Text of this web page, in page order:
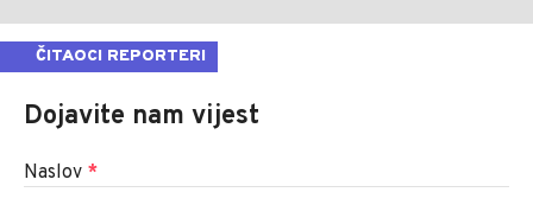
ČITAOCI REPORTERI
Dojavite nam vijest
Naslov *